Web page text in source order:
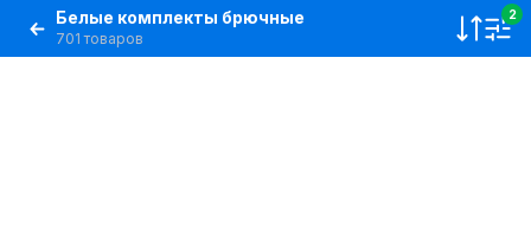
Белые комплекты брючные
701 товаров
2